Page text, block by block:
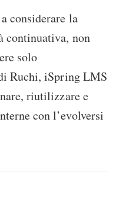
considerare la
continuativa, non
solo
Ruchi, iSpring LMS
riutilizzare e
con l’evolversi